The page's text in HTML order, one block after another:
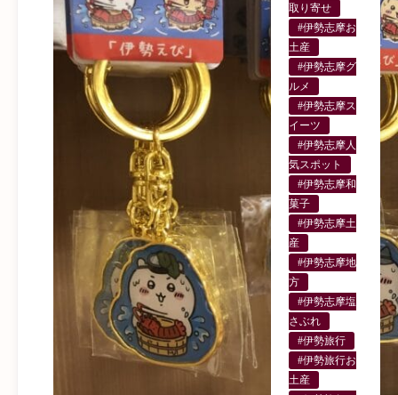
取り寄せ
#伊勢志摩お
土産
#伊勢志摩グ
ルメ
#伊勢志摩ス
イーツ
#伊勢志摩人
気スポット
#伊勢志摩和
菓子
#伊勢志摩土
産
#伊勢志摩地
方
#伊勢志摩塩
さぶれ
#伊勢旅行
#伊勢旅行お
土産